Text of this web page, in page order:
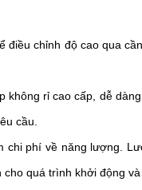
chỉnh độ cao qua
rỉ cao cấp, dễ
cầu.
chi phí về năng lượng.
quá trình khởi động và